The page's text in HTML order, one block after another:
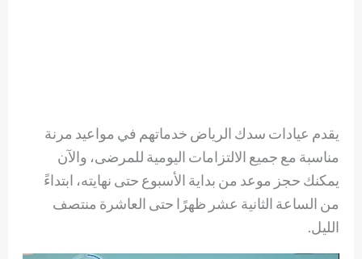
يقدم عيادات سدك الرياض خدماتهم في مواعيد مرنة
مناسبة مع جميع الالتزامات اليومية للمرضى، والآن
يمكنك حجز موعد من بداية الأسبوع حتى نهايته، ابتداءً
من الساعة الثانية عشر ظهرًا حتى العاشرة منتصف
الليل.